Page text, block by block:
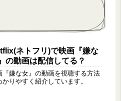
ネトフリ)で映画『嫌な
の動画は配信してる？
『嫌な女』の動画を視聴する方法
かりやすく紹介しています。